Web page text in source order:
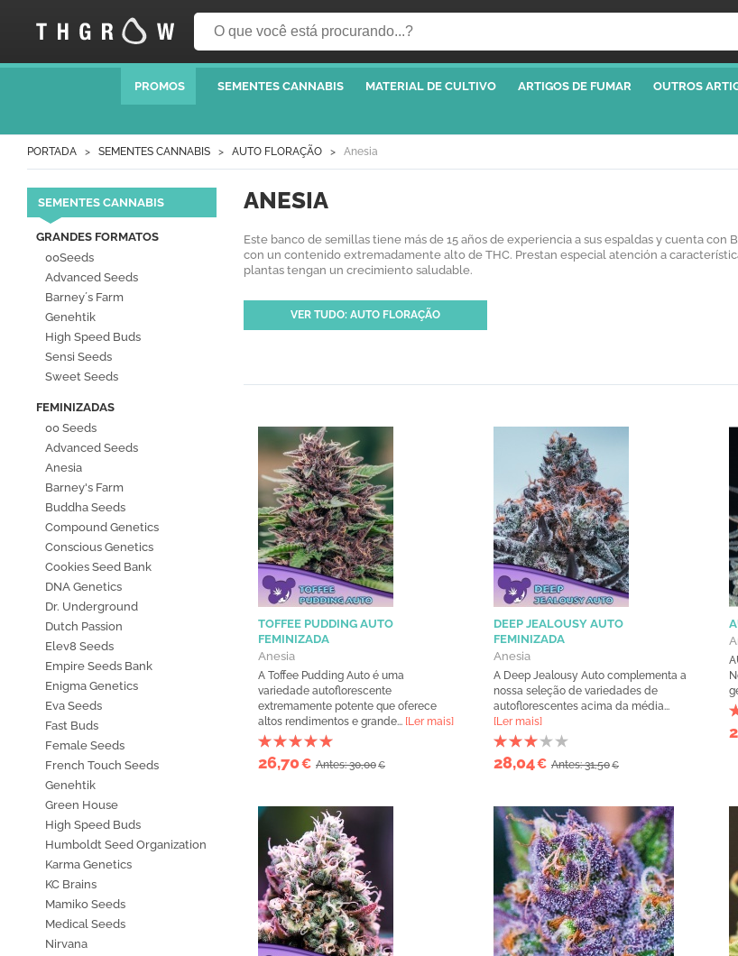
PROMOS SEMENTES CANNABIS MATERIAL DE CULTIVO ARTIGOS DE FUMAR OUTROS
PORTADA SEMENTES CANNABIS AUTO FLORAÇÃO Anesia
SEMENTES CANNABIS
GRANDES FORMATOS
00Seeds
Advanced Seeds
Barney´s Farm
Genehtik
High Speed Buds
Sensi Seeds
Sweet Seeds
FEMINIZADAS
00 Seeds
Advanced Seeds
Anesia
Barney's Farm
Buddha Seeds
Compound Genetics
Conscious Genetics
Cookies Seed Bank
DNA Genetics
Dr. Underground
Dutch Passion
Elev8 Seeds
Empire Seeds Bank
Enigma Genetics
Eva Seeds
Fast Buds
Female Seeds
French Touch Seeds
Genehtik
Green House
High Speed Buds
Humboldt Seed Organization
Karma Genetics
KC Brains
Mamiko Seeds
Medical Seeds
Nirvana
ANESIA
Este banco de semillas tiene más de 15 años de experiencia a sus espaldas y cuenta
con un contenido extremadamente alto de THC. Prestan especial atención a
plantas tengan un crecimiento saludable.
VER TUDO: AUTO FLORAÇÃO
TOFFEE PUDDING AUTO
FEMINIZADA
Anesia
A Toffee Pudding Auto é uma
variedade autoflorescente
extremamente potente que oferece
altos rendimentos e grande... [Ler mais]
26,70€ Antes: 30,00€
DEEP JEALOUSY AUTO
FEMINIZADA
Anesia
A Deep Jealousy Auto complementa a
nossa seleção de variedades de
autoflorescentes acima da média...
[Ler mais]
28,04€ Antes: 31,50€